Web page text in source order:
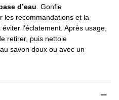
d’eau . Gonfle
les recommandations et la
l’éclatement. Après usage,
retirer, puis nettoie
savon doux ou avec un